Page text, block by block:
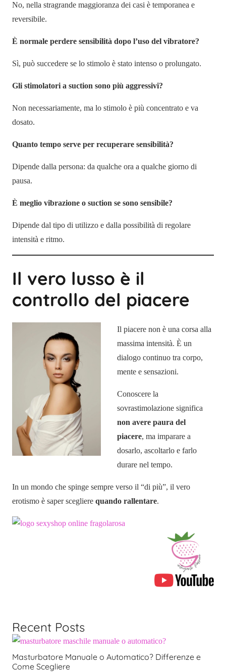
No, nella stragrande maggioranza dei casi è temporanea e
reversibile.
È normale perdere sensibilità dopo l’uso del vibratore?
Sì, può succedere se lo stimolo è stato intenso o prolungato.
Gli stimolatori a suction sono più aggressivi?
Non necessariamente, ma lo stimolo è più concentrato e va
dosato.
Quanto tempo serve per recuperare sensibilità?
Dipende dalla persona: da qualche ora a qualche giorno di
pausa.
È meglio vibrazione o suction se sono sensibile?
Dipende dal tipo di utilizzo e dalla possibilità di regolare
intensità e ritmo.
Il vero lusso è il
controllo del piacere
Il piacere non è una corsa alla
massima intensità. È un
dialogo continuo tra corpo,
mente e sensazioni.
Conoscere la
sovrastimolazione significa
non avere paura del
piacere, ma imparare a
dosarlo, ascoltarlo e farlo
durare nel tempo.
In un mondo che spinge sempre verso il “di più”, il vero
erotismo è saper scegliere quando rallentare.
Recent Posts
Masturbatore Manuale o Automatico? Differenze e
Come Scegliere